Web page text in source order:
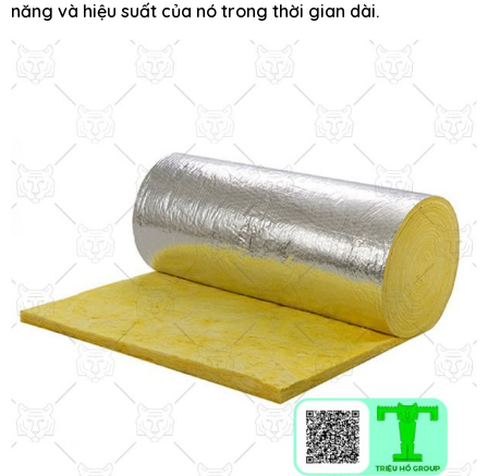
năng và hiệu suất của nó trong thời gian dài.